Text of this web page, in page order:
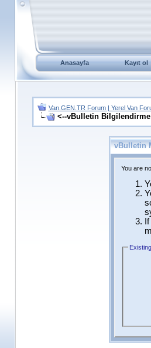
Anasayfa Kayıt ol
Van.GEN.TR Forum | Yerel Van
<--vBulletin
vBulletin
You are